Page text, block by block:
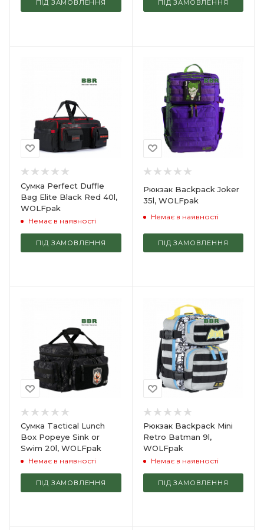
ПІД ЗАМОВЛЕННЯ ПІД ЗАМОВЛЕННЯ
Сумка Perfect Duffle
Bag Elite Black Red 40l,
WOLFpak
Немає в наявності
ПІД ЗАМОВЛЕННЯ
Рюкзак Backpack Joker
35l, WOLFpak
Немає в наявності
ПІД ЗАМОВЛЕННЯ
Сумка Tactical Lunch
Box Popeye Sink or
Swim 20l, WOLFpak
Немає в наявності
ПІД ЗАМОВЛЕННЯ
Рюкзак Backpack Mini
Retro Batman 9l,
WOLFpak
Немає в наявності
ПІД ЗАМОВЛЕННЯ